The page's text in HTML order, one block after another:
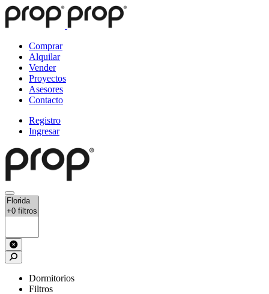
Comprar
Alquilar
Vender
Proyectos
Asesores
Contacto
Registro
Ingresar
Dormitorios
Filtros